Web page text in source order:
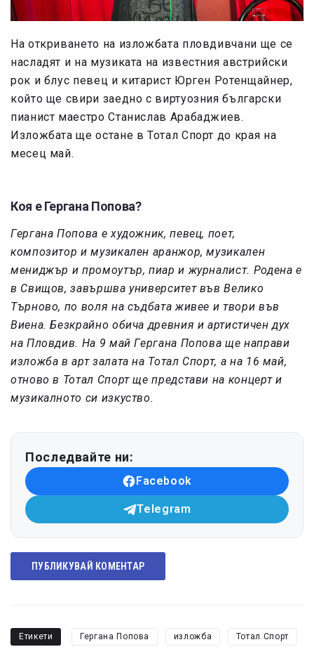
На откриването на изложбата пловдивчани ще се
насладят и на музиката на известния австрийски
рок и блус певец и китарист Юрген Ротенщайнер,
който ще свири заедно с виртуозния български
пианист маестро Станислав Арабаджиев.
Изложбата ще остане в Тотал Спорт до края на
месец май.
Коя е Гергана Попова?
Гергана Попова е художник, певец, поет,
композитор и музикален аранжор, музикален
мениджър и промоутър, пиар и журналист. Родена е
в Свищов, завършва университет във Велико
Търново, по воля на съдбата живее и твори във
Виена. Безкрайно обича древния и артистичен дух
на Пловдив. На 9 май Гергана Попова ще направи
изложба в арт залата на Тотал Спорт, а на 16 май,
отново в Тотал Спорт ще представи на концерт и
музикалното си изкуство.
Последвайте ни:
Facebook
Telegram
ПУБЛИКУВАЙ КОМЕНТАР
Етикети Гергана Попова изложба Тотал Спорт